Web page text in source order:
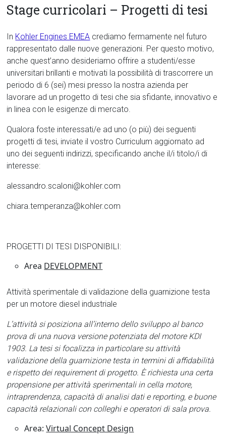
Stage curricolari – Progetti di tesi
In Kohler Engines EMEA crediamo fermamente nel futuro
rappresentato dalle nuove generazioni. Per questo motivo,
anche quest’anno desideriamo offrire a studenti/esse
universitari brillanti e motivati la possibilità di trascorrere un
periodo di 6 (sei) mesi presso la nostra azienda per
lavorare ad un progetto di tesi che sia sfidante, innovativo e
in linea con le esigenze di mercato.
Qualora foste interessati/e ad uno (o più) dei seguenti
progetti di tesi, inviate il vostro Curriculum aggiornato ad
uno dei seguenti indirizzi, specificando anche il/i titolo/i di
interesse:
alessandro.scaloni@kohler.com
chiara.temperanza@kohler.com
PROGETTI DI TESI DISPONIBILI:
Area DEVELOPMENT
Attività sperimentale di validazione della guarnizione testa
per un motore diesel industriale
L’attività si posiziona all’interno dello sviluppo al banco
prova di una nuova versione potenziata del motore KDI
1903. La tesi si focalizza in particolare su attività
validazione della guarnizione testa in termini di affidabilità
e rispetto dei requirement di progetto. È richiesta una certa
propensione per attività sperimentali in cella motore,
intraprendenza, capacità di analisi dati e reporting, e buone
capacità relazionali con colleghi e operatori di sala prova.
Area:Virtual Concept Design